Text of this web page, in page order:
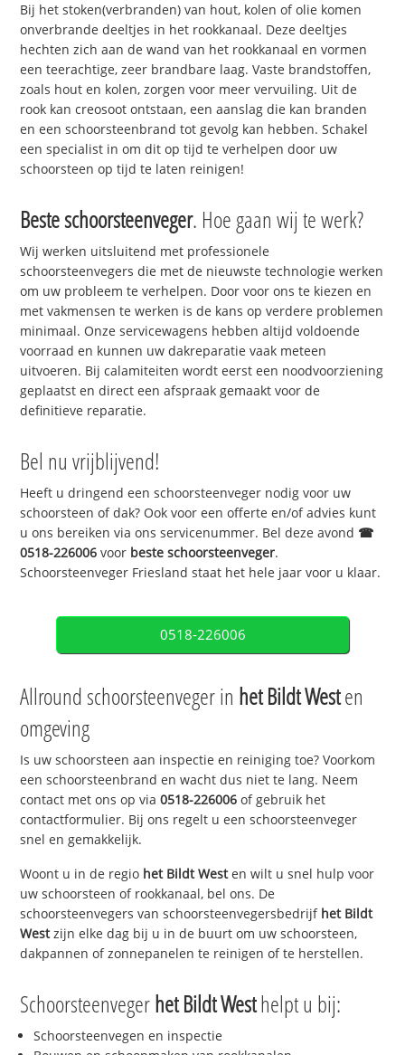
Bij het stoken(verbranden) van hout, kolen of olie komen
onverbrande deeltjes in het rookkanaal. Deze deeltjes
hechten zich aan de wand van het rookkanaal en vormen
een teerachtige, zeer brandbare laag. Vaste brandstoffen,
zoals hout en kolen, zorgen voor meer vervuiling. Uit de
rook kan creosoot ontstaan, een aanslag die kan branden
en een schoorsteenbrand tot gevolg kan hebben. Schakel
een specialist in om dit op tijd te verhelpen door uw
schoorsteen op tijd te laten reinigen!
Beste schoorsteenveger. Hoe gaan wij te werk?
Wij werken uitsluitend met professionele
schoorsteenvegers die met de nieuwste technologie werken
om uw probleem te verhelpen. Door voor ons te kiezen en
met vakmensen te werken is de kans op verdere problemen
minimaal. Onze servicewagens hebben altijd voldoende
voorraad en kunnen uw dakreparatie vaak meteen
uitvoeren. Bij calamiteiten wordt eerst een noodvoorziening
geplaatst en direct een afspraak gemaakt voor de
definitieve reparatie.
Bel nu vrijblijvend!
Heeft u dringend een schoorsteenveger nodig voor uw
schoorsteen of dak? Ook voor een offerte en/of advies kunt
u ons bereiken via ons servicenummer. Bel deze avond ☎
0518-226006 voor beste schoorsteenveger.
Schoorsteenveger Friesland staat het hele jaar voor u klaar.
0518-226006
Allround schoorsteenveger in het Bildt Westen
omgeving
Is uw schoorsteen aan inspectie en reiniging toe? Voorkom
een schoorsteenbrand en wacht dus niet te lang. Neem
contact met ons op via0518-226006 of gebruik het
contactformulier. Bij ons regelt u een schoorsteenveger
snel en gemakkelijk.
Woont u in de regio het Bildt Westen wilt u snel hulp voor
uw schoorsteen of rookkanaal, bel ons. De
schoorsteenvegers van schoorsteenvegersbedrijf het Bildt
Westzijn elke dag bij u in de buurt om uw schoorsteen,
dakpannen of zonnepanelen te reinigen of te herstellen.
Schoorsteenvegerhet Bildt Westhelpt u bij:
Schoorsteenvegen en inspectie